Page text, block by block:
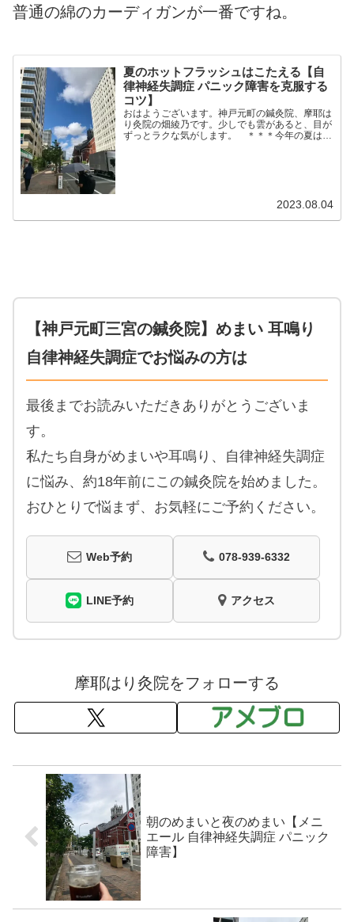
普通の綿のカーディガンが一番ですね。
夏のホットフラッシュはこたえる【自
律神経失調症 パニック障害を克服する
コツ】
おはようございます。神戸元町の鍼灸院、摩耶は
り灸院の畑綾乃です。少しでも雲があると、目が
ずっとラクな気がします。 ＊＊＊今年の夏は、
2023.08.04
【神戸元町三宮の鍼灸院】めまい 耳鳴り
自律神経失調症でお悩みの方は
最後までお読みいただきありがとうございま
す。
私たち自身がめまいや耳鳴り、自律神経失調症
に悩み、約18年前にこの鍼灸院を始めました。
おひとりで悩まず、お気軽にご予約ください。
Web予約 078-939-6332
LINE予約 アクセス
摩耶はり灸院をフォローする
朝のめまいと夜のめまい【メニ
エール 自律神経失調症 パニック
障害】